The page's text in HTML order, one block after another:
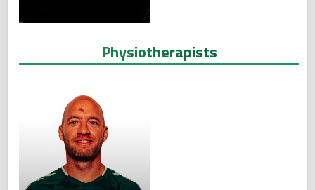
Physiotherapists